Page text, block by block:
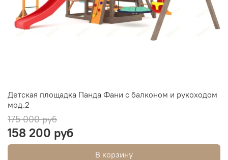
Детская площадка Панда Фани с балконом и рукоходом
мод.2
175 000 руб
158 200 руб
В корзину